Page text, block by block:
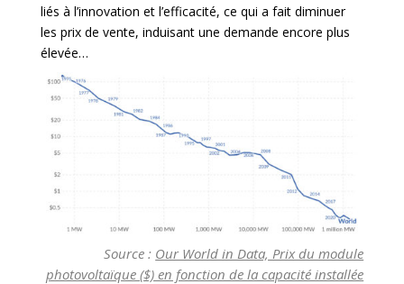
liés à l’innovation et l’efficacité, ce qui a fait diminuer
les prix de vente, induisant une demande encore plus
élevée…
Source : Our World in Data, Prix du module
photovoltaïque ($) en fonction de la capacité installée